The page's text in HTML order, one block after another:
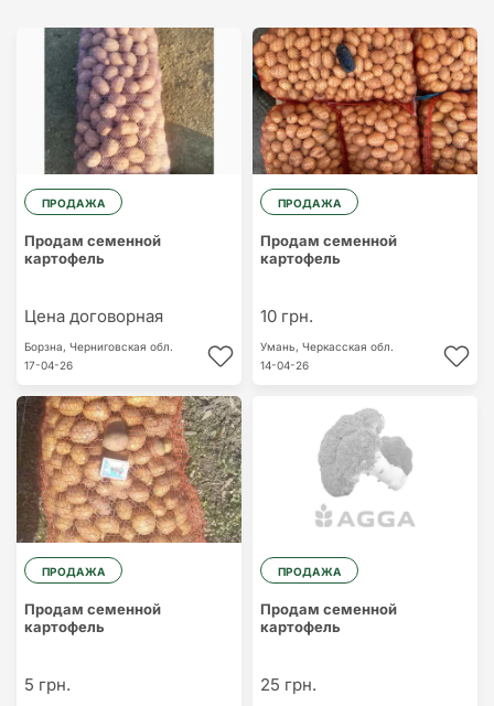
ПРОДАЖА
Продам семенной
картофель
Цена договорная
Борзна, Черниговская обл.
17-04-26
ПРОДАЖА
Продам семенной
картофель
10 грн.
Умань, Черкасская обл.
14-04-26
ПРОДАЖА
Продам семенной
картофель
5 грн.
ПРОДАЖА
Продам семенной
картофель
25 грн.